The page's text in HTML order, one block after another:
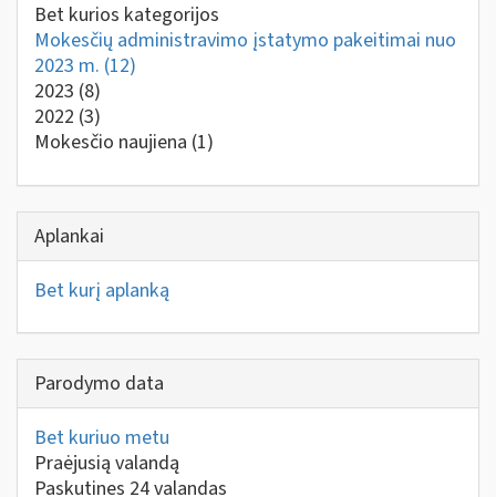
Bet kurios kategorijos
Mokesčių administravimo įstatymo pakeitimai nuo
2023 m. (12)
2023 (8)
2022 (3)
Mokesčio naujiena (1)
Aplankai
Bet kurį aplanką
Parodymo data
Bet kuriuo metu
Praėjusią valandą
Paskutines 24 valandas